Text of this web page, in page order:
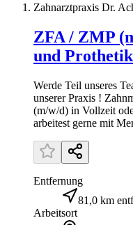
Zahnarztpraxis Dr.
ZFA / ZMP
und
Werde Teil unseres
unserer Praxis !
(m/w/d) in Vollzeit
arbeitest gerne mit
Entfernung
81,0 km
Arbeitsort